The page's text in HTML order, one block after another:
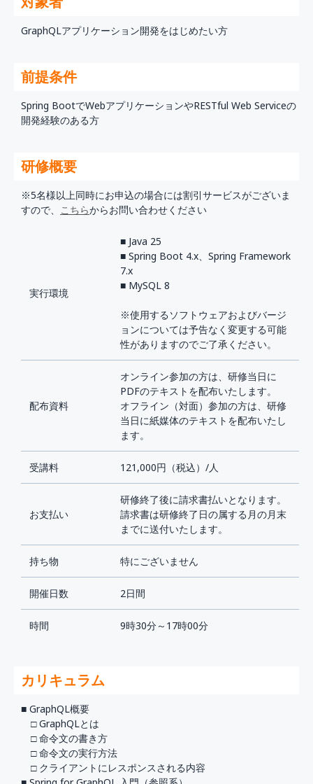
GraphQLアプリケーション開発をはじめたい方
前提条件
Spring BootでWebアプリケーションやRESTful Web Serviceの
開発経験のある方
研修概要
※5名様以上同時にお申込の場合には割引サービスがございま
すので、 こちらからお問い合わせください
実行環境
■ Java 25
■ Spring Boot 4.x、Spring Framework
7.x
■ MySQL 8
※使用するソフトウェアおよびバージ
ョンについては予告なく変更する可能
性がありますのでご了承ください。
配布資料
オンライン参加の方は、研修当日に
PDFのテキストを配布いたします。
オフライン（対面）参加の方は、研修
当日に紙媒体のテキストを配布いたし
ます。
受講料 121,000円（税込）/人
お支払い
研修終了後に請求書払いとなります。
請求書は研修終了日の属する月の月末
までに送付いたします。
持ち物 特にございません
開催日数 2日間
時間 9時30分～17時00分
カリキュラム
■ GraphQL概要
□ GraphQLとは
□ 命令文の書き方
□ 命令文の実行方法
□ クライアントにレスポンスされる内容